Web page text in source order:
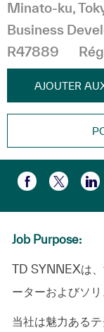
Emplacement
Minato-ku,
Business
R47889
AJOUTER
Partager via
Job Purpose:
TD SYNNEXは、
ーターおよびソ
当社は魅力ある